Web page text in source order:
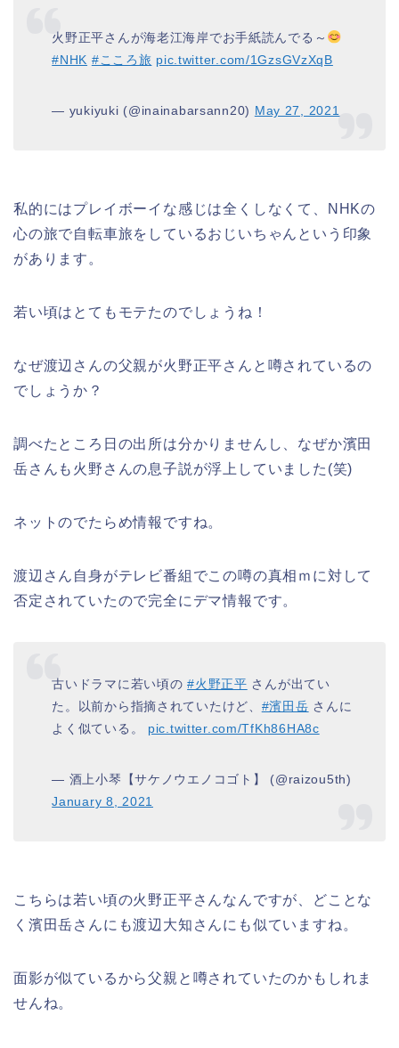
火野正平さんが海老江海岸でお手紙読んでる～
#NHK #こころ旅 pic.twitter.com/1GzsGVzXqB
— yukiyuki (@inainabarsann20) May 27, 2021
私的にはプレイボーイな感じは全くしなくて、NHKの
心の旅で自転車旅をしているおじいちゃんという印象
があります。
若い頃はとてもモテたのでしょうね！
なぜ渡辺さんの父親が火野正平さんと噂されているの
でしょうか？
調べたところ日の出所は分かりませんし、なぜか濱田
岳さんも火野さんの息子説が浮上していました(笑)
ネットのでたらめ情報ですね。
渡辺さん自身がテレビ番組でこの噂の真相ｍに対して
否定されていたので完全にデマ情報です。
古いドラマに若い頃の#火野正平 さんが出てい
た。以前から指摘されていたけど、 #濱田岳 さんに
よく似ている。 pic.twitter.com/TfKh86HA8c
— 酒上小琴【サケノウエノコゴト】 (@raizou5th)
January 8, 2021
こちらは若い頃の火野正平さんなんですが、どことな
く濱田岳さんにも渡辺大知さんにも似ていますね。
面影が似ているから父親と噂されていたのかもしれま
せんね。